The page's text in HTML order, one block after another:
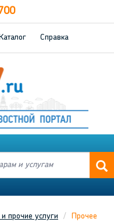
Справка
прочие услуги Прочее